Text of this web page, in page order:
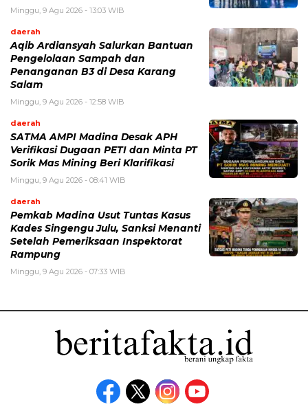
Minggu, 9 Agu 2026 - 13:03 WIB
daerah
Aqib Ardiansyah Salurkan Bantuan
Pengelolaan Sampah dan
Penanganan B3 di Desa Karang
Salam
Minggu, 9 Agu 2026 - 12:58 WIB
daerah
SATMA AMPI Madina Desak APH
Verifikasi Dugaan PETI dan Minta PT
Sorik Mas Mining Beri Klarifikasi
Minggu, 9 Agu 2026 - 08:41 WIB
daerah
Pemkab Madina Usut Tuntas Kasus
Kades Singengu Julu, Sanksi Menanti
Setelah Pemeriksaan Inspektorat
Rampung
Minggu, 9 Agu 2026 - 07:33 WIB